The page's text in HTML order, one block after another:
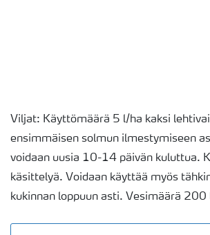
Viljat: Käyttömäärä 5 l/ha kaksi
ensimmäisen solmun ilmestymiseen
voidaan uusia 10-14 päivän kuluttua.
käsittelyä. Voidaan käyttää myös
kukinnan loppuun asti. Vesimäärä 200